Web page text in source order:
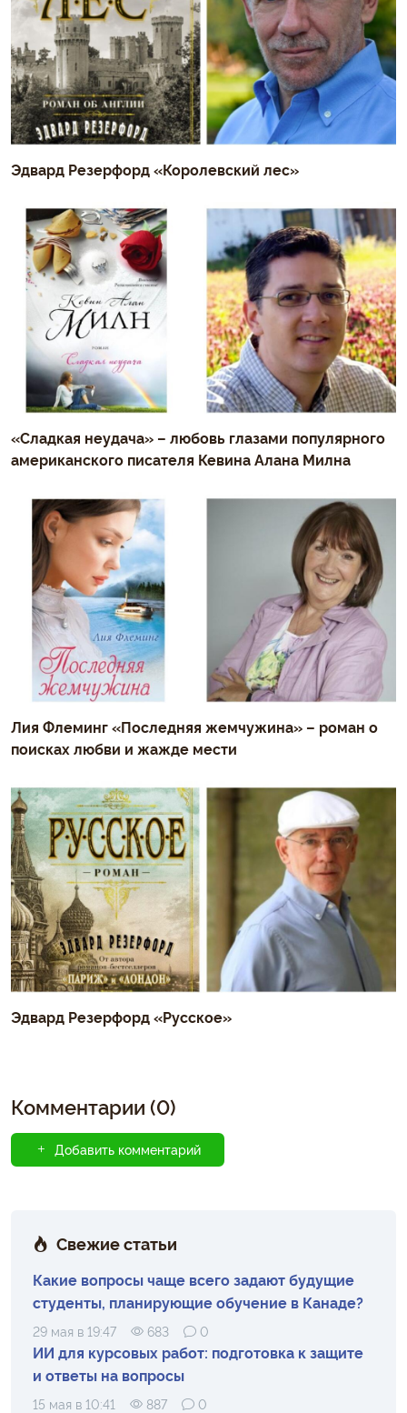
Эдвард Резерфорд «Королевский лес»
«Сладкая неудача» – любовь глазами популярного
американского писателя Кевина Алана Милна
Лия Флеминг «Последняя жемчужина» – роман о
поисках любви и жажде мести
Эдвард Резерфорд «Русское»
Комментарии (0)
Добавить комментарий
Свежие статьи
Какие вопросы чаще всего задают будущие
студенты, планирующие обучение в Канаде?
29 мая в 19:47 683 0
ИИ для курсовых работ: подготовка к защите
и ответы на вопросы
15 мая в 10:41 887 0